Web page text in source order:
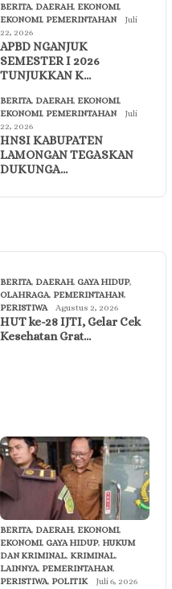
BERITA, DAERAH, EKONOMI,
EKONOMI, PEMERINTAHAN
Juli
22, 2026
APBD NGANJUK
SEMESTER I 2026
TUNJUKKAN K…
BERITA, DAERAH, EKONOMI,
EKONOMI, PEMERINTAHAN
Juli
22, 2026
HNSI KABUPATEN
LAMONGAN TEGASKAN
DUKUNGA…
BERITA, DAERAH, GAYA HIDUP,
OLAHRAGA, PEMERINTAHAN,
PERISTIWA
Agustus 2, 2026
HUT ke-28 IJTI, Gelar Cek
Kesehatan Grat…
BERITA, DAERAH, EKONOMI,
EKONOMI, GAYA HIDUP, HUKUM
DAN KRIMINAL, KRIMINAL,
LAINNYA, PEMERINTAHAN,
PERISTIWA, POLITIK Juli 6, 2026